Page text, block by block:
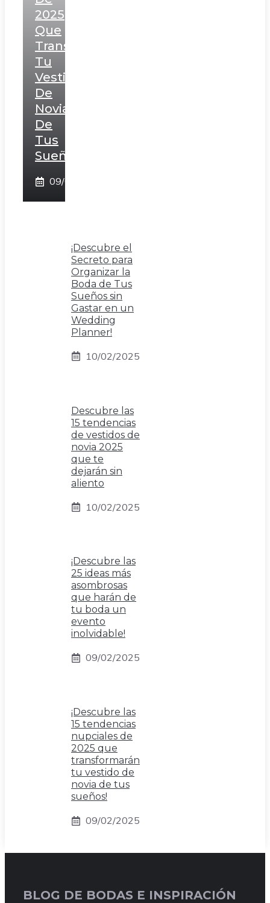
2025
Que
Transformarán
Tu
Vestido
De
Novia
De
Tus
Sueños!
09/02/2025
¡Descubre el
Secreto para
Organizar la
Boda de Tus
Sueños sin
Gastar en un
Wedding
Planner!
10/02/2025
Descubre las
15 tendencias
de vestidos de
novia 2025
que te
dejarán sin
aliento
10/02/2025
¡Descubre las
25 ideas más
asombrosas
que harán de
tu boda un
evento
inolvidable!
09/02/2025
¡Descubre las
15 tendencias
nupciales de
2025 que
transformarán
tu vestido de
novia de tus
sueños!
09/02/2025
BLOG DE BODAS E INSPIRACIÓN